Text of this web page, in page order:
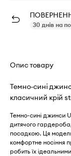
30 днів на
Опис товару
Темно-сині
класичний крій
Темно-сині джинси
дитячого
посадкою. Ця
комфортне носіння
робить їх